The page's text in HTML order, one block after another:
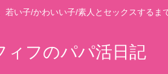
若い子/かわいい子/素人とセックスするま
ィフのパパ活日記